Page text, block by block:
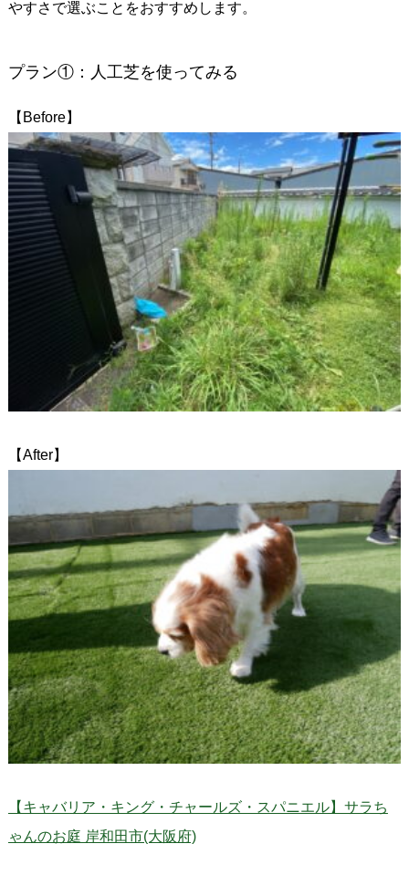
やすさで選ぶことをおすすめします。
プラン①：人工芝を使ってみる
【Before】
【After】
【キャバリア・キング・チャールズ・スパニエル】サラち
ゃんのお庭 岸和田市(大阪府)